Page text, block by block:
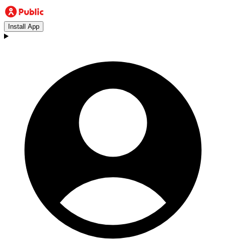
Install App